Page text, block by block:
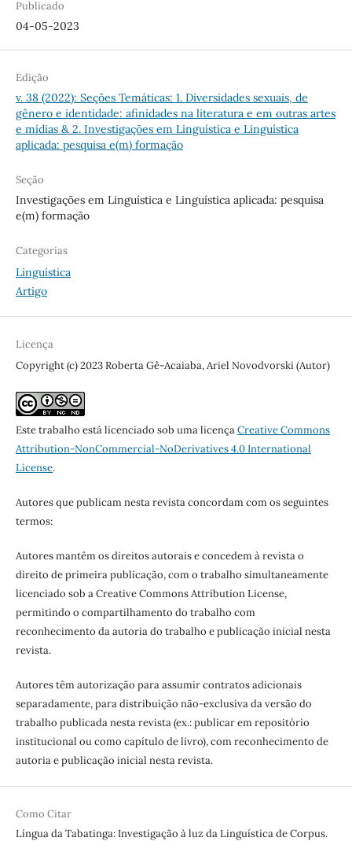
Publicado
04-05-2023
Edição
v. 38 (2022): Seções Temáticas: 1. Diversidades sexuais, de
gênero e identidade: afinidades na literatura e em outras artes
e mídias & 2. Investigações em Linguística e Linguística
aplicada: pesquisa e(m) formação
Seção
Investigações em Linguística e Linguística aplicada: pesquisa
e(m) formação
Categorias
Linguística
Artigo
Licença
Copyright (c) 2023 Roberta Gê-Acaiaba, Ariel Novodvorski (Autor)
Este trabalho está licenciado sob uma licençaCreative Commons
Attribution-NonCommercial-NoDerivatives 4.0 International
License.
Autores que publicam nesta revista concordam com os seguintes
termos:
Autores mantêm os direitos autorais e concedem à revista o
direito de primeira publicação, com o trabalho simultaneamente
licenciado sob a Creative Commons Attribution License,
permitindo o compartilhamento do trabalho com
reconhecimento da autoria do trabalho e publicação inicial nesta
revista.
Autores têm autorização para assumir contratos adicionais
separadamente, para distribuição não-exclusiva da versão do
trabalho publicada nesta revista (ex.: publicar em repositório
institucional ou como capítulo de livro), com reconhecimento de
autoria e publicação inicial nesta revista.
Como Citar
Língua da Tabatinga: Investigação à luz da Linguística de Corpus.